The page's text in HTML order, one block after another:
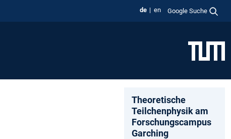
de en Google Suche
Theoretische
Teilchenphysik am
Forschungscampus
Garching